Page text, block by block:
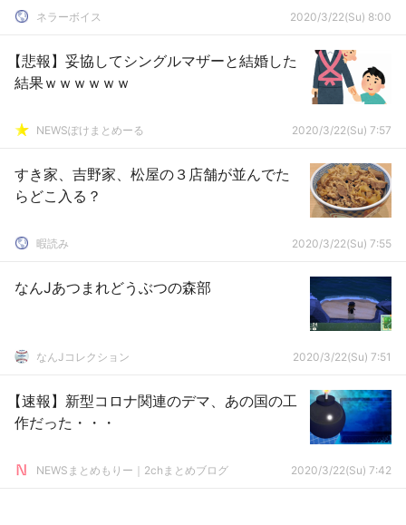
ネラーボイス 2020/3/22(Su) 8:00
【悲報】妥協してシングルマザーと結婚した
結果ｗｗｗｗｗｗ
NEWSぽけまとめーる 2020/3/22(Su) 7:57
すき家、吉野家、松屋の３店舗が並んでた
らどこ入る？
暇読み 2020/3/22(Su) 7:55
なんJあつまれどうぶつの森部
なんJコレクション 2020/3/22(Su) 7:51
【速報】新型コロナ関連のデマ、あの国の工
作だった・・・
NEWSまとめもりー｜2chまとめブログ 2020/3/22(Su) 7:42